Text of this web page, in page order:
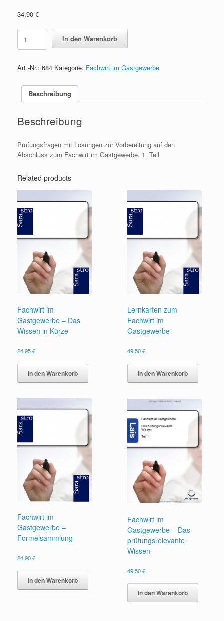
34,90 €
450
Fragen
zum
im
quantity
In den Warenkorb
Art.-Nr.: 684 Kategorie: Fachwirt im Gastgewerbe
Beschreibung
Beschreibung
Prüfungsfragen mit Lösungen zur Vorbereitung auf den
Abschluss zum Fachwirt im Gastgewerbe, 1. Teil
Related products
Fachwirt im
Gastgewerbe – Das
Wissen in Kürze
24,95€
In den Warenkorb
Lernkarten zum
Fachwirt im
Gastgewerbe
49,50€
In den Warenkorb
Fachwirt im
Gastgewerbe –
Formelsammlung
24,90€
In den Warenkorb
Fachwirt im
Gastgewerbe – Das
prüfungsrelevante
Wissen
49,50€
In den Warenkorb